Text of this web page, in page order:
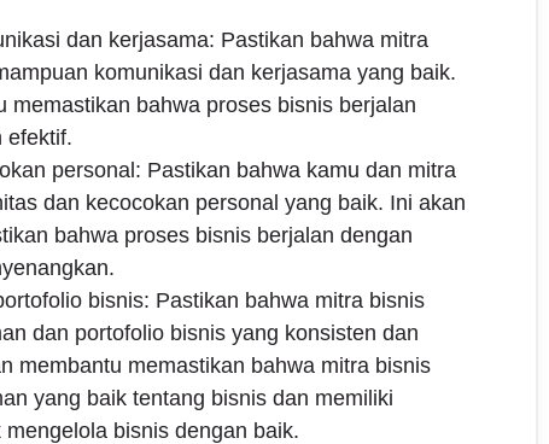
dan kerjasama: Pastikan bahwa mitra
komunikasi dan kerjasama yang baik.
memastikan bahwa proses bisnis berjalan
efektif.
personal: Pastikan bahwa kamu dan mitra
dan kecocokan personal yang baik. Ini akan
bahwa proses bisnis berjalan dengan
bisnis: Pastikan bahwa mitra bisnis
dan portofolio bisnis yang konsisten dan
membantu memastikan bahwa mitra bisnis
yang baik tentang bisnis dan memiliki
bisnis dengan baik.